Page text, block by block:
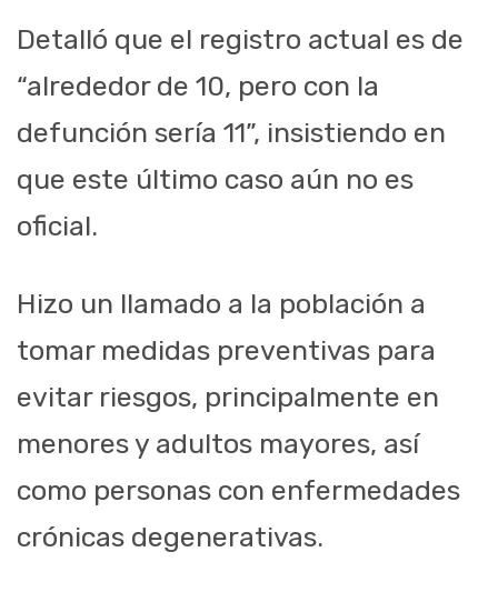
Detalló que el registro actual es de
“alrededor de 10, pero con la
defunción sería 11”, insistiendo en
que este último caso aún no es
oficial.
Hizo un llamado a la población a
tomar medidas preventivas para
evitar riesgos, principalmente en
menores y adultos mayores, así
como personas con enfermedades
crónicas degenerativas.